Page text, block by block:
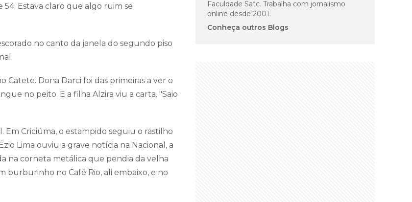
Estava claro que algo ruim se
no canto da janela do segundo piso
Dona Darci foi das primeiras a ver o
no peito. E a filha Alzira viu a carta. "Saio
Em Criciúma, o estampido seguiu o rastilho
Lima ouviu a grave notícia na Nacional, a
na corneta metálica que pendia da velha
burburinho no Café Rio, ali embaixo, e no
Faculdade Satc. Trabalha com jornalismo
online desde 2001.
Conheça outros Blogs